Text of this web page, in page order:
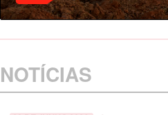
NOTÍCIAS